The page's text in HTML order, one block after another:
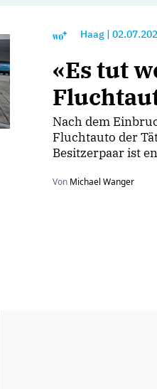
Haag
«Es tut
Nach dem
Fluchtauto der
Besitzerpaar ist
Von Michael Wanger